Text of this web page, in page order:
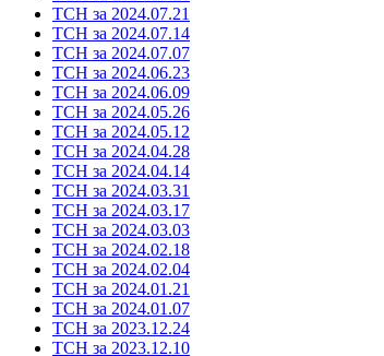
ТСН за 2024.07.21
ТСН за 2024.07.14
ТСН за 2024.07.07
ТСН за 2024.06.23
ТСН за 2024.06.09
ТСН за 2024.05.26
ТСН за 2024.05.12
ТСН за 2024.04.28
ТСН за 2024.04.14
ТСН за 2024.03.31
ТСН за 2024.03.17
ТСН за 2024.03.03
ТСН за 2024.02.18
ТСН за 2024.02.04
ТСН за 2024.01.21
ТСН за 2024.01.07
ТСН за 2023.12.24
ТСН за 2023.12.10